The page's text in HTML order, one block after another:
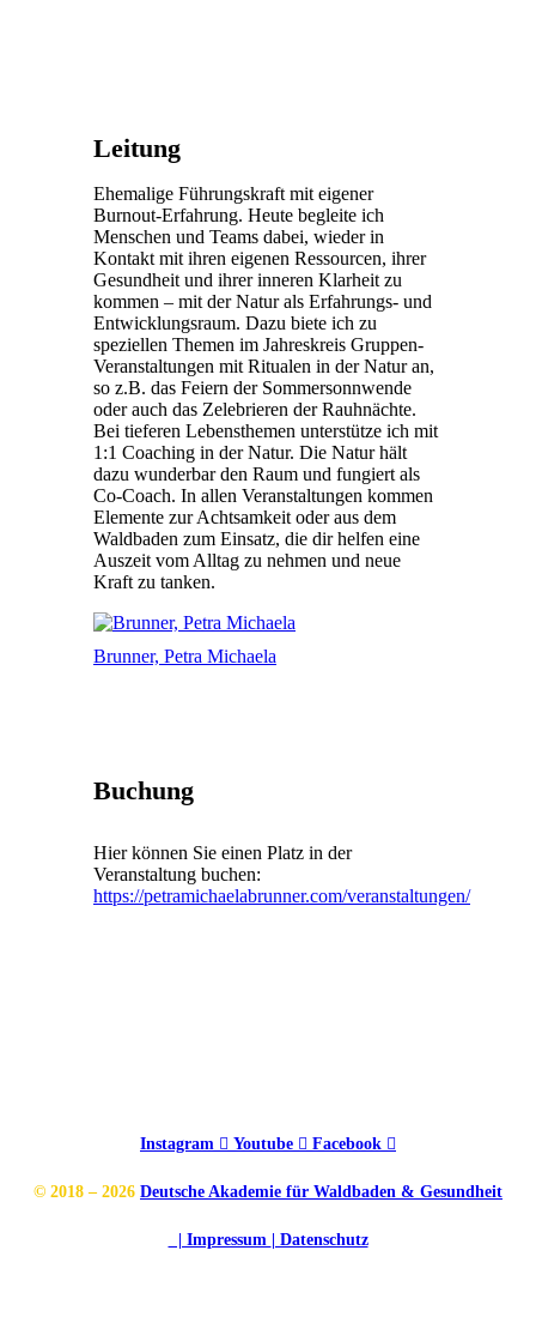
Leitung
Ehemalige Führungskraft mit eigener
Burnout-Erfahrung. Heute begleite ich
Menschen und Teams dabei, wieder in
Kontakt mit ihren eigenen Ressourcen, ihrer
Gesundheit und ihrer inneren Klarheit zu
kommen – mit der Natur als Erfahrungs- und
Entwicklungsraum. Dazu biete ich zu
speziellen Themen im Jahreskreis Gruppen-
Veranstaltungen mit Ritualen in der Natur an,
so z.B. das Feiern der Sommersonnwende
oder auch das Zelebrieren der Rauhnächte.
Bei tieferen Lebensthemen unterstütze ich mit
1:1 Coaching in der Natur. Die Natur hält
dazu wunderbar den Raum und fungiert als
Co-Coach. In allen Veranstaltungen kommen
Elemente zur Achtsamkeit oder aus dem
Waldbaden zum Einsatz, die dir helfen eine
Auszeit vom Alltag zu nehmen und neue
Kraft zu tanken.
Brunner, Petra Michaela
Buchung
Hier können Sie einen Platz in der
Veranstaltung buchen:
https://petramichaelabrunner.com/veranstaltungen/
Instagram Youtube Facebook
© 2018 – 2026 Deutsche Akademie für Waldbaden & Gesundheit
| Impressum | Datenschutz